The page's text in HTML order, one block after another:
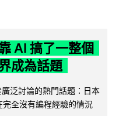
AI 搞了一整個
成為話題
泛討論的熱門話題：日本
全沒有編程經驗的情況